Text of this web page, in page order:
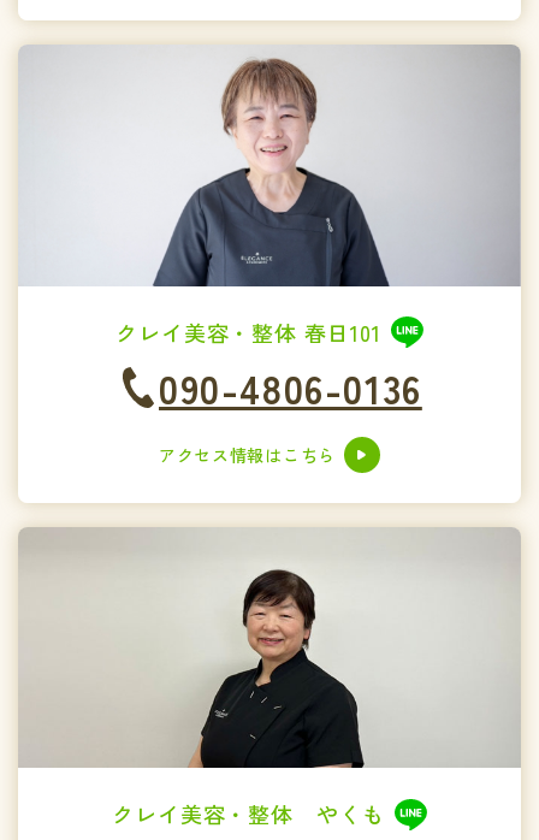
クレイ美容・整体 春日101
090-4806-0136
アクセス情報はこちら
クレイ美容・整体 やくも